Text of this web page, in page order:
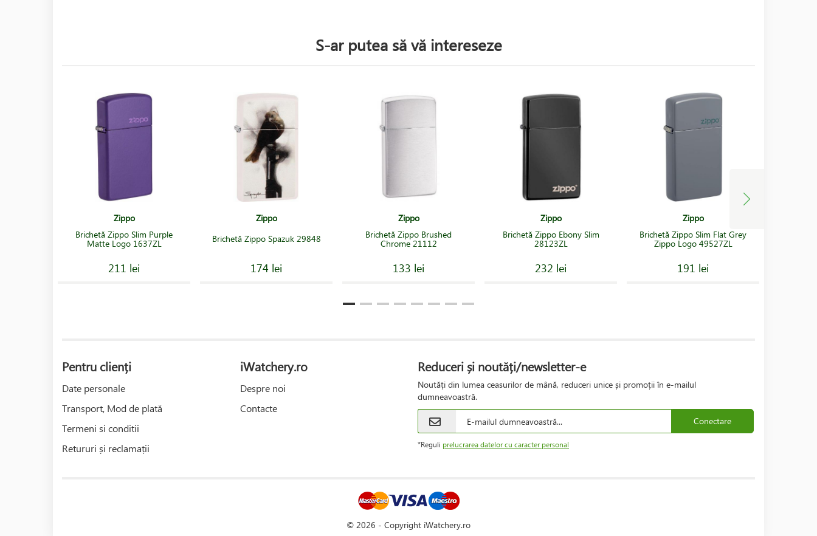
S-ar putea să vă intereseze
Zippo
Brichetă Zippo Slim Purple
Matte Logo 1637ZL
211 lei
Zippo
Brichetă Zippo Spazuk 29848
174 lei
Zippo
Brichetă Zippo Brushed
Chrome 21112
133 lei
Zippo
Brichetă Zippo Ebony Slim
28123ZL
232 lei
Zippo
Brichetă Zippo Slim Flat Grey
Zippo Logo 49527ZL
191 lei
Pentru clienți
Date personale
Transport, Mod de plată
Termeni si conditii
Retururi și reclamații
iWatchery.ro
Despre noi
Contacte
Reduceri și noutăți/newsletter-e
Noutăți din lumea ceasurilor de mână, reduceri unice și promoții în e-mailul
dumneavoastră.
Conectare
*Reguli prelucrarea datelor cu caracter personal
© 2026 - Copyright iWatchery.ro